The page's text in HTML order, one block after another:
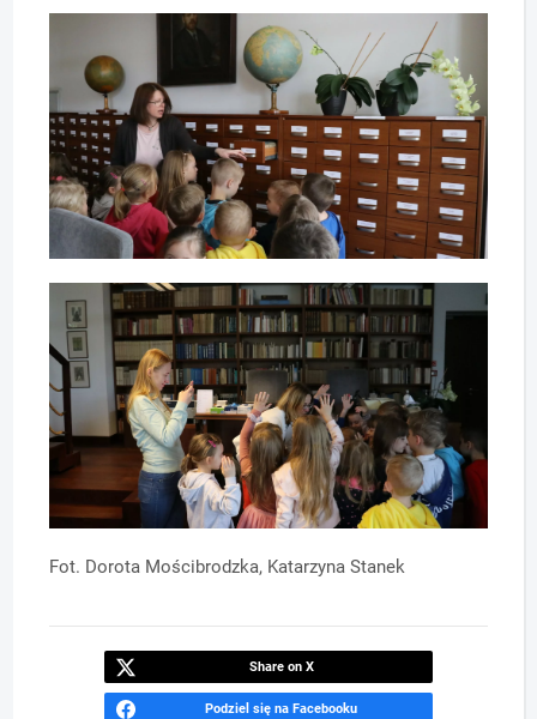
Fot. Dorota Mościbrodzka, Katarzyna Stanek
Share on X
Podziel się na Facebooku